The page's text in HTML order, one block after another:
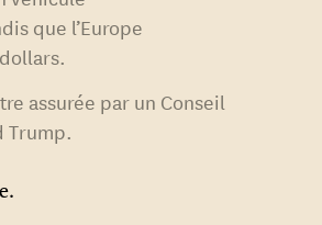
que l’Europe
assurée par un Conseil
Trump.